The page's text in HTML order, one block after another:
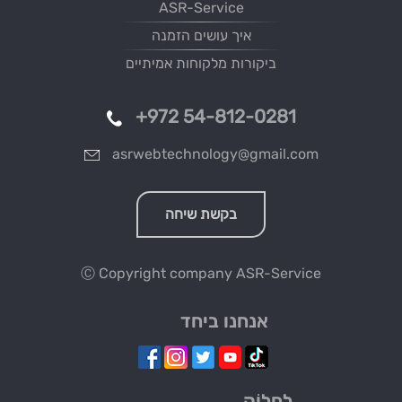
ASR-Service
איך עושים הזמנה
ביקורות מלקוחות אמיתיים
+972 54-812-0281
asrwebtechnology@gmail.com
בקשת שיחה
Ⓒ Copyright company ASR-Service
אנחנו ביחד